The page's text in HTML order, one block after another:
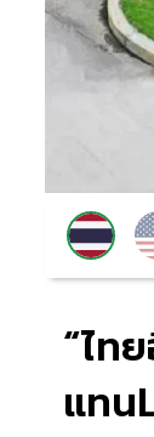
“ไท
แทน